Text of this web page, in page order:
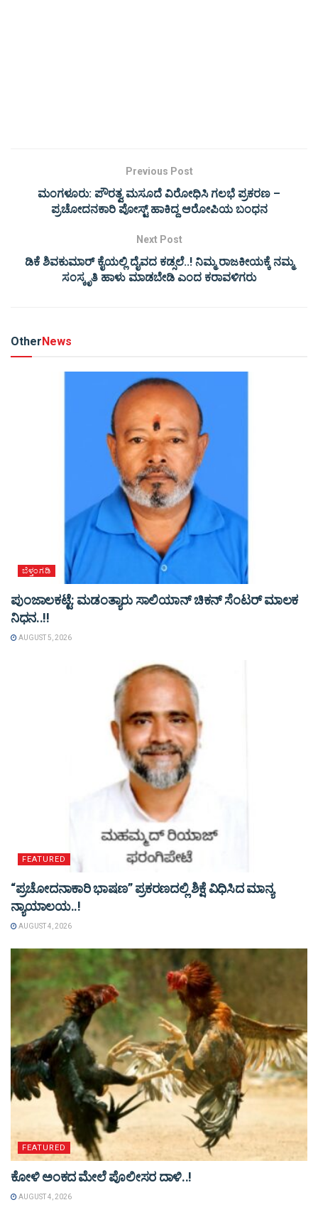
Previous Post
ಮಂಗಳೂರು: ಪೌರತ್ವ ಮಸೂದೆ ವಿರೋಧಿಸಿ ಗಲಭೆ ಪ್ರಕರಣ –
ಪ್ರಚೋದನಕಾರಿ ಪೋಸ್ಟ್ ಹಾಕಿದ್ದ ಆರೋಪಿಯ ಬಂಧನ
Next Post
ಡಿಕೆ ಶಿವಕುಮಾರ್ ಕೈಯಲ್ಲಿ ದೈವದ ಕಡ್ಸಲೆ..! ನಿಮ್ಮ ರಾಜಕೀಯಕ್ಕೆ ನಮ್ಮ
ಸಂಸ್ಕೃತಿ ಹಾಳು ಮಾಡಬೇಡಿ ಎಂದ ಕರಾವಳಿಗರು
OtherNews
ಬೆಳ್ತಂಗಡಿ
ಪುಂಜಾಲಕಟ್ಟೆ: ಮಡಂತ್ಯಾರು ಸಾಲಿಯಾನ್ ಚಿಕನ್ ಸೆಂಟರ್ ಮಾಲಕ
ನಿಧನ..!!
AUGUST 5, 2026
FEATURED
“ಪ್ರಚೋದನಾಕಾರಿ ಭಾಷಣ” ಪ್ರಕರಣದಲ್ಲಿ ಶಿಕ್ಷೆ ವಿಧಿಸಿದ ಮಾನ್ಯ
ನ್ಯಾಯಾಲಯ..!
AUGUST 4, 2026
FEATURED
ಕೋಳಿ ಅಂಕದ ಮೇಲೆ ಪೊಲೀಸರ ದಾಳಿ..!
AUGUST 4, 2026